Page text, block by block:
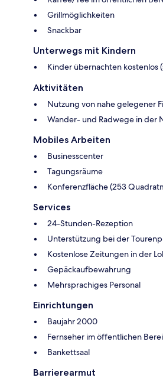
Grillmöglichkeiten
Snackbar
Unterwegs mit Kindern
Kinder übernachten kostenlos
Aktivitäten
Nutzung von nahe gelegener
Wander- und Radwege in der
Mobiles Arbeiten
Businesscenter
Tagungsräume
Konferenzfläche (253
Services
24-Stunden-Rezeption
Unterstützung bei der
Kostenlose Zeitungen in der
Gepäckaufbewahrung
Mehrsprachiges Personal
Einrichtungen
Baujahr 2000
Fernseher im öffentlichen
Bankettsaal
Barrierearmut